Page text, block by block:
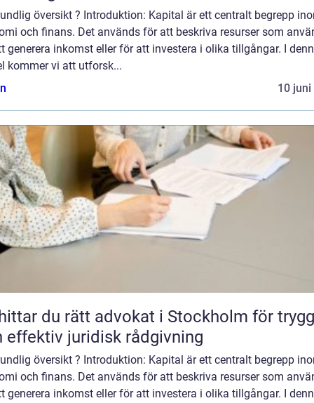
översikt ? Introduktion: Kapital är ett centralt begrepp
och finans. Det används för att beskriva resurser som
generera inkomst eller för att investera i olika tillgångar. I
kommer vi att utforsk...
10 juni
du rätt advokat i Stockholm för trygg
effektiv juridisk rådgivning
översikt ? Introduktion: Kapital är ett centralt begrepp
och finans. Det används för att beskriva resurser som
generera inkomst eller för att investera i olika tillgångar. I